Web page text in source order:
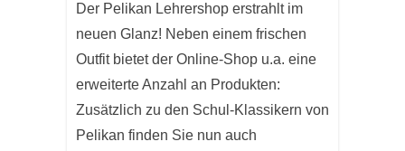
Der Pelikan Lehrershop erstrahlt im
neuen Glanz! Neben einem frischen
Outfit bietet der Online-Shop u.a. eine
erweiterte Anzahl an Produkten:
Zusätzlich zu den Schul-Klassikern von
Pelikan finden Sie nun auch